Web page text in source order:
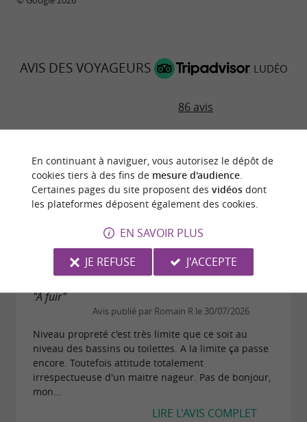
AVIS DES VOYAGEURS LUDÉO
86 avis
Avis publié par Estelle B le 30/07/2026
Piscine très sympa surtout avec de jeunes enfants.
Tarifs correct. Possibilité d'y passer la journée 11h
19h avec le pique nique. Grande etandue de
pelouse pour se reposer.
LIRE L'AVIS COMPLET
"A fuir"
Avis publié par Romain R le 30/07/2026
Niveau propreté c'est très limite que ce soit au
niveau des bassins ou toilettes. A la limite ça passe
encore. Toutefois attitude totalement
irrespectueuse d'un maitre nageur. Pas de bonjour,
mon...
LIRE L'AVIS COMPLET
En continuant à naviguer, vous autorisez le dépôt de
cookies tiers à des fins de mesure d'audience.
Certaines pages du site proposent des vidéosdont
les plateformes déposent également des cookies.
EN SAVOIR PLUS
JE REFUSE
J'ACCEPTE